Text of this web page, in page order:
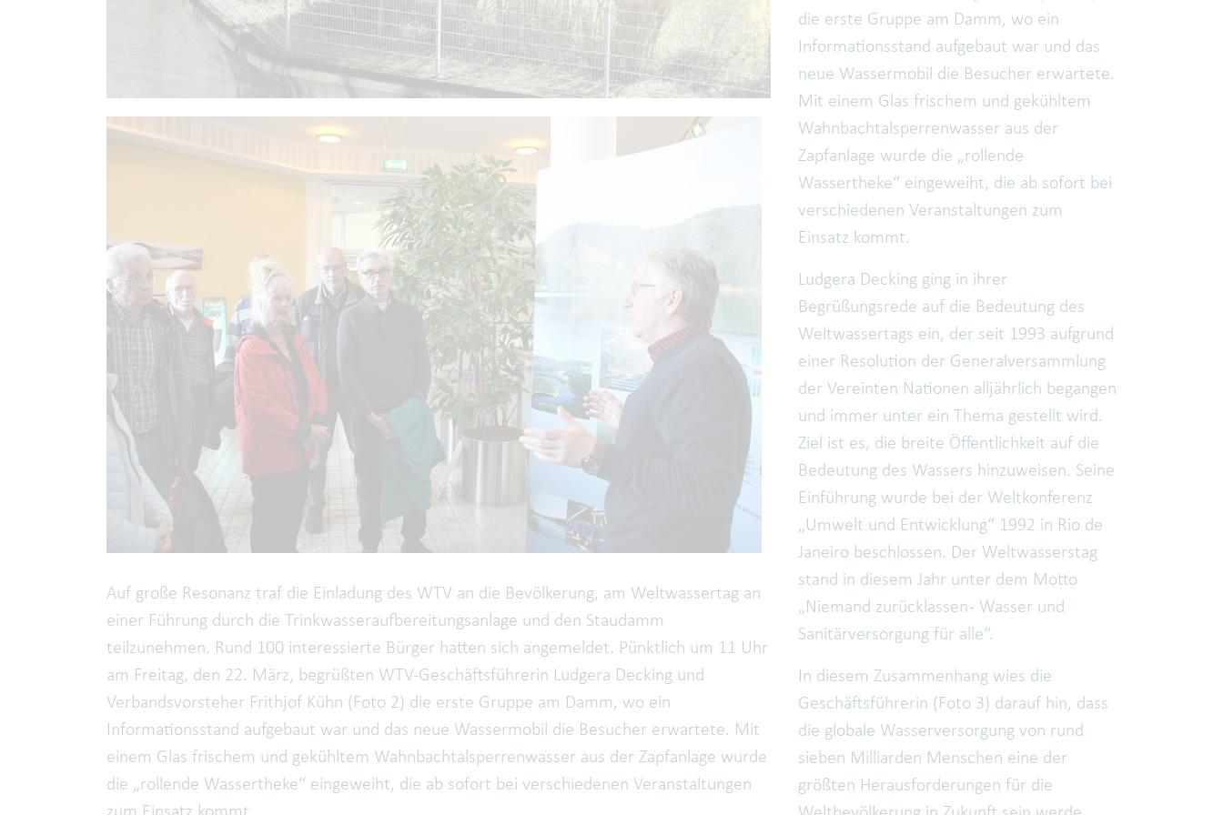
Auf große Resonanz traf die Einladung des WTV an die Bevölkerung, am Weltwassertag an
einer Führung durch die Trinkwasseraufbereitungsanlage und den Staudamm
teilzunehmen. Rund 100 interessierte Bürger hatten sich angemeldet. Pünktlich um 11 Uhr
am Freitag, den 22. März, begrüßten WTV-Geschäftsführerin Ludgera Decking und
Verbandsvorsteher Frithjof Kühn (Foto 2) die erste Gruppe am Damm, wo ein
Informationsstand aufgebaut war und das neue Wassermobil die Besucher erwartete. Mit
einem Glas frischem und gekühltem Wahnbachtalsperrenwasser aus der Zapfanlage wurde
die „rollende Wassertheke“ eingeweiht, die ab sofort bei verschiedenen Veranstaltungen
die erste Gruppe am Damm, wo ein
Informationsstand aufgebaut war und das
neue Wassermobil die Besucher erwartete.
Mit einem Glas frischem und gekühltem
Wahnbachtalsperrenwasser aus der
Zapfanlage wurde die „rollende
Wassertheke“ eingeweiht, die ab sofort bei
verschiedenen Veranstaltungen zum
Einsatz kommt.
Ludgera Decking ging in ihrer
Begrüßungsrede auf die Bedeutung des
Weltwassertags ein, der seit 1993 aufgrund
einer Resolution der Generalversammlung
der Vereinten Nationen alljährlich begangen
und immer unter ein Thema gestellt wird.
Ziel ist es, die breite Öffentlichkeit auf die
Bedeutung des Wassers hinzuweisen. Seine
Einführung wurde bei der Weltkonferenz
„Umwelt und Entwicklung“ 1992 in Rio de
Janeiro beschlossen. Der Weltwasserstag
stand in diesem Jahr unter dem Motto
„Niemand zurücklassen - Wasser und
Sanitärversorgung für alle“.
In diesem Zusammenhang wies die
Geschäftsführerin (Foto 3) darauf hin, dass
die globale Wasserversorgung von rund
sieben Milliarden Menschen eine der
größten Herausforderungen für die